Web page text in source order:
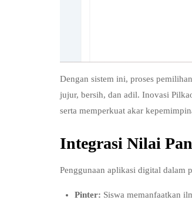
Dengan sistem ini, proses
jujur, bersih, dan adil. Inovasi
serta memperkuat akar
Integrasi Nilai
Penggunaan aplikasi digital dalam
Pinter: Siswa memanfaatkan